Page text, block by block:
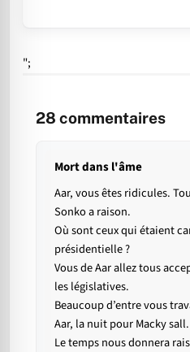
";
28 commentaires
Mort dans l'âme
Aar, vous êtes ridicules.
Sonko a raison.
Où sont ceux qui étaient
présidentielle ?
Vous de Aar allez tous
les législatives.
Beaucoup d’entre vous
Aar, la nuit pour Macky sall.
Le temps nous donnera